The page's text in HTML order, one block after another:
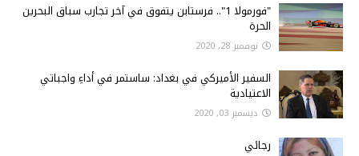
"فورمولا 1".. فرستابن يتفوق في آخر تجارب سباق البحرين
الحرة
نوفمبر 28, 2020
السفير الأميركي في بغداد: ساستمر في أداءِ واجباتي
الاعتيادية
ديسمبر 03, 2020
رجائي